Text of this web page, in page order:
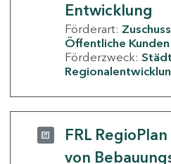
Entwicklung
Förderart: Zuschuss
Öffentliche Kunden
Förderzweck:
FRL
von